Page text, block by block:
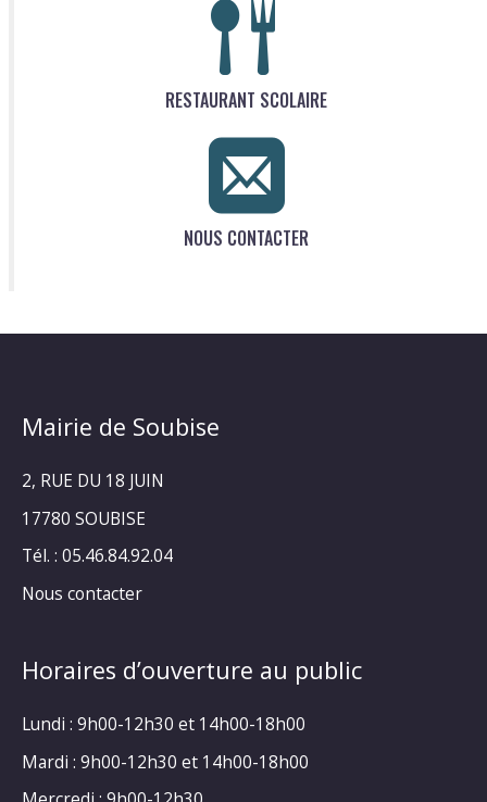
RESTAURANT SCOLAIRE
NOUS CONTACTER
Mairie de Soubise
2, RUE DU 18 JUIN
17780 SOUBISE
Tél. : 05.46.84.92.04
Nous contacter
Horaires d’ouverture au public
Lundi : 9h00-12h30 et 14h00-18h00
Mardi : 9h00-12h30 et 14h00-18h00